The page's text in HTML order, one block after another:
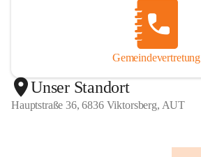
Gemeindevertretung
Unser Standort
Hauptstraße 36, 6836 Viktorsberg, AUT